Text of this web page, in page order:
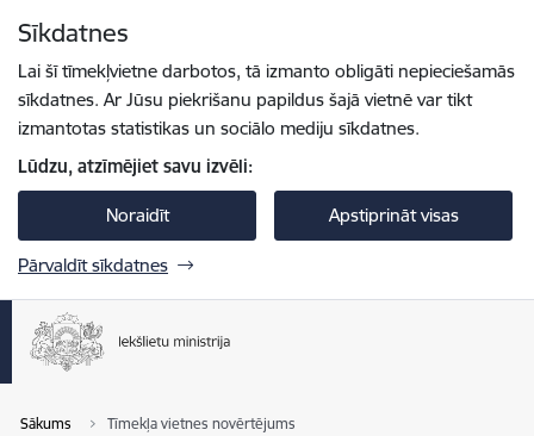
Sīkdatnes
Lai šī tīmekļvietne darbotos, tā izmanto obligāti nepieciešamās
sīkdatnes. Ar Jūsu piekrišanu papildus šajā vietnē var tikt
izmantotas statistikas un sociālo mediju sīkdatnes.
Lūdzu, atzīmējiet savu izvēli:
Noraidīt Apstiprināt visas
Pārvaldīt sīkdatnes
Sākums Tīmekļa vietnes novērtējums